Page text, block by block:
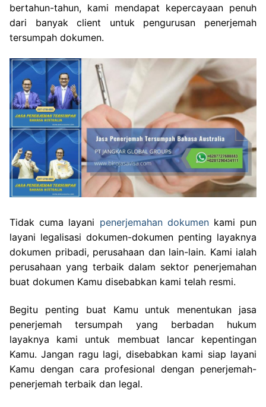
bertahun-tahun, kami mendapat kepercayaan penuh
dari banyak client untuk pengurusan penerjemah
tersumpah dokumen.
Tidak cuma layani penerjemahan dokumenkami pun
layani legalisasi dokumen-dokumen penting layaknya
dokumen pribadi, perusahaan dan lain-lain. Kami ialah
perusahaan yang terbaik dalam sektor penerjemahan
buat dokumen Kamu disebabkan kami telah resmi.
Begitu penting buat Kamu untuk menentukan jasa
penerjemah tersumpah yang berbadan hukum
layaknya kami untuk membuat lancar kepentingan
Kamu. Jangan ragu lagi, disebabkan kami siap layani
Kamu dengan cara profesional dengan penerjemah-
penerjemah terbaik dan legal.